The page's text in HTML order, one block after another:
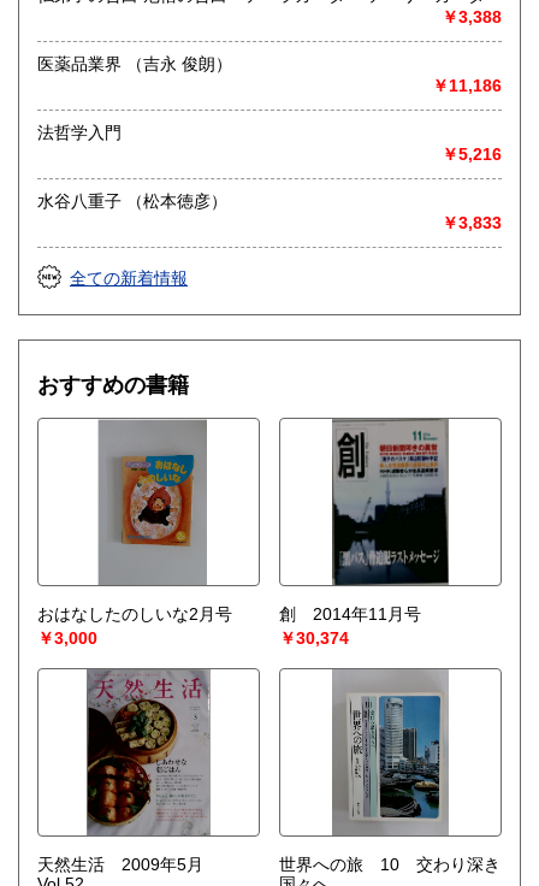
￥3,388
医薬品業界 （吉永 俊朗）
￥11,186
法哲学入門
￥5,216
水谷八重子 （松本徳彦）
￥3,833
全ての新着情報
おすすめの書籍
おはなしたのしいな2月号
￥3,000
創 2014年11月号
￥30,374
天然生活 2009年5月
世界への旅 10 交わり深き